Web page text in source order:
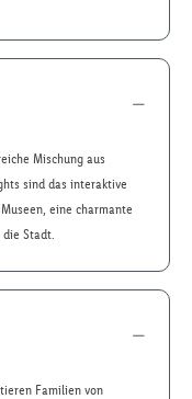
Mischung aus
sind das interaktive
eine charmante
Stadt.
Familien von